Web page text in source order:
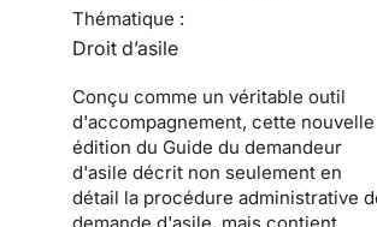
Thématique :
Droit d’asile
Conçu comme un véritable outil
d'accompagnement, cette nouvelle
édition du Guide du demandeur
d'asile décrit non seulement en
détail la procédure administrative
demande d'asile, mais contient